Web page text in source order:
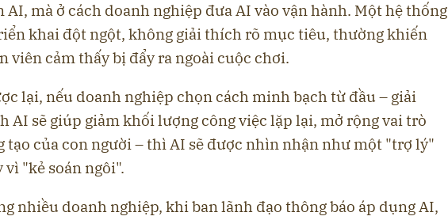
AI, mà ở cách doanh nghiệp đưa AI vào vận hành. Một hệ thống
khai đột ngột, không giải thích rõ mục tiêu, thường khiến
viên cảm thấy bị đẩy ra ngoài cuộc chơi.
lại, nếu doanh nghiệp chọn cách minh bạch từ đầu – giải
AI sẽ giúp giảm khối lượng công việc lặp lại, mở rộng vai trò
tạo của con người – thì AI sẽ được nhìn nhận như một "trợ lý"
vì "kẻ soán ngôi".
nhiều doanh nghiệp, khi ban lãnh đạo thông báo áp dụng AI,